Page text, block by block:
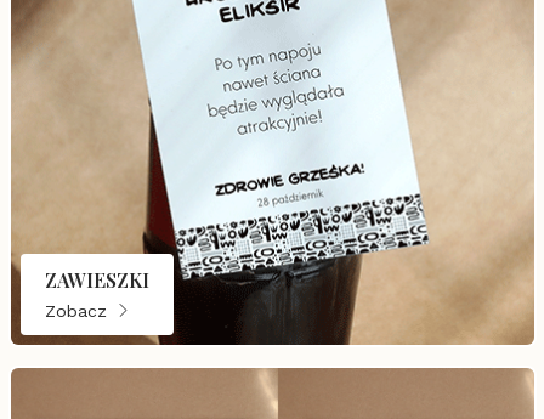
ZAWIESZKI
Zobacz